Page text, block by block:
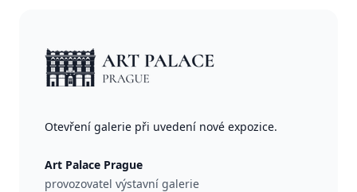
Otevření galerie při uvedení nové expozice.
Art Palace Prague
provozovatel výstavní galerie